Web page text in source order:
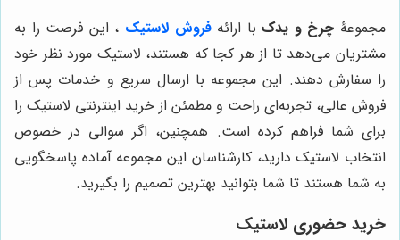
مجموعۀ چرخ و یدکبا ارائهفروش لاستیک ، این فرصت را به
مشتریان می‌دهد تا از هر کجا که هستند، لاستیک مورد نظر خود
را سفارش دهند. این مجموعه با ارسال سریع و خدمات پس از
فروش عالی، تجربه‌ای راحت و مطمئن از خرید اینترنتی لاستیک را
برای شما فراهم کرده است. همچنین، اگر سوالی در خصوص
انتخاب لاستیک دارید، کارشناسان این مجموعه آماده پاسخگویی
به شما هستند تا شما بتوانید بهترین تصمیم را بگیرید.
خرید حضوری لاستیک